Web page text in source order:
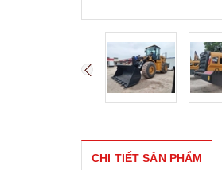
CHI TIẾT SẢN PHẨM